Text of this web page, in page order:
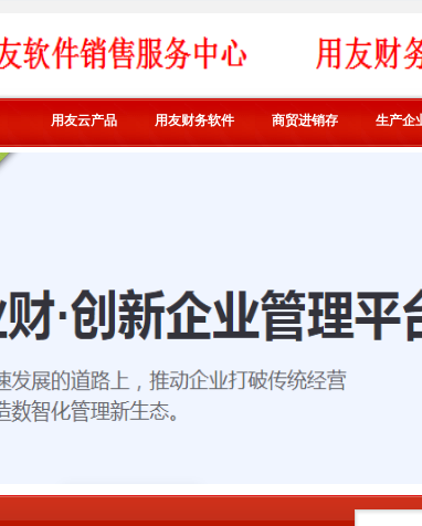
用友云产品 用友财务软件 商贸进销存 生产企